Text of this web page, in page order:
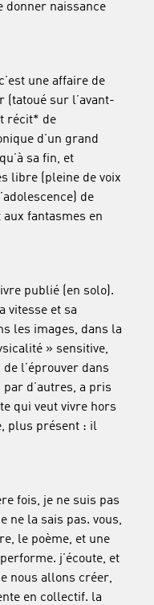
donner naissance
une affaire de
(tatoué sur l’avant-
récit* de
d’un grand
sa fin, et
libre (pleine de voix
de
fantasmes en
publié (en solo).
vitesse et sa
les images, dans la
» sensitive,
l’éprouver dans
d’autres, a pris
qui veut vivre hors
plus présent : il
fois, je ne suis pas
ne la sais pas. vous,
le poème, et une
j’écoute, et
nous allons créer,
en collectif. la